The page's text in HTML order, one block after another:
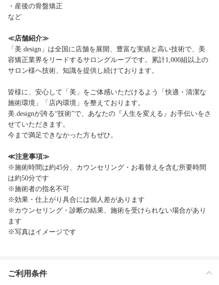
・産後の骨盤矯正
など
≪店舗紹介≫
「美.design」は全国に店舗を展開、豊富な実績と高い技術で、美
容矯正業界をリードするサロングループです。累計1,000組以上の
サロン様へ技術、知識を提供し続けております。
皆様に、安心して「美」をご体感いただけるよう「快適・清潔な
施術環境」「店内環境」を整えております。
美.designが誇る“技術”で、あなたの『人生を変える』お手伝いをさ
せていただきます。
今まで満足できなかった方もぜひ。
≪注意事項≫
※施術時間は約45分、カウンセリング・お着替えを含む所要時間
は約50分です
※施術者の指名不可
※効果・仕上がり具合には個人差があります
※カウンセリング・診断の結果、施術を受けられない場合があり
ます
※写真はイメージです
ご利用条件